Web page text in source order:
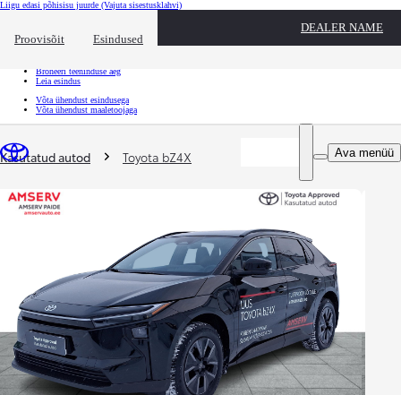
Liigu edasi põhisisu juurde (Vajuta sisestusklahvi)
Proovisõit Esindused
DEALER NAME
Kiirtee Klõpsa kiirtee ülekatte sulgemiseks
Broneeri teeninduse aeg
Leia esindus
Võta ühendust esindusega
Võta ühendust maaletoojaga
Ava menüü
Sina oled siin
Kasutatud autod Toyota bZ4X